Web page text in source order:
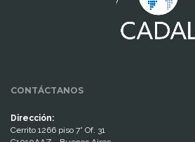
CONTÁCTANOS
Dirección:
Cerrito 1266 piso 7° Of. 31